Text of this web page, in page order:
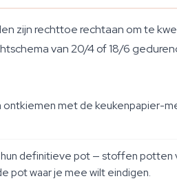
zijn rechttoe rechtaan om te
van 20/4 of 18/6
ontkiemen met de keukenpapier-
definitieve pot — stoffen
pot waar je mee wilt eindigen.